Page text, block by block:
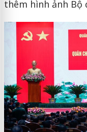
thêm hình ảnh Bộ